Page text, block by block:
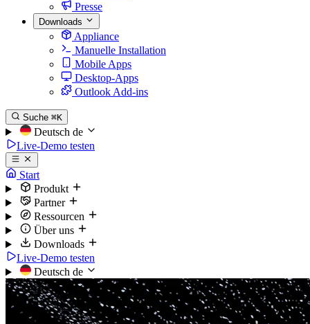
Presse
Downloads
Appliance
Manuelle Installation
Mobile Apps
Desktop-Apps
Outlook Add-ins
Suche ⌘K
Deutsch de
Live-Demo testen
Start
Produkt
Partner
Ressourcen
Über uns
Downloads
Live-Demo testen
Deutsch de